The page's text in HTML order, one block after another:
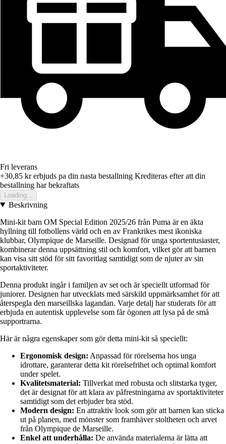
Fri leverans
+30,85 krerbjuds pa din nasta bestallning Krediteras efter att din
bestallning har bekraftats
Loading...
Beskrivning
Mini-kit barn OM Special Edition 2025/26 från Puma är en äkta
hyllning till fotbollens värld och en av Frankrikes mest ikoniska
klubbar, Olympique de Marseille. Designad för unga sportentusiaster,
kombinerar denna uppsättning stil och komfort, vilket gör att barnen
kan visa sitt stöd för sitt favoritlag samtidigt som de njuter av sin
sportaktiviteter.
Denna produkt ingår i familjen av set och är speciellt utformad för
juniorer. Designen har utvecklats med särskild uppmärksamhet för att
återspegla den marseillska lagandan. Varje detalj har studerats för att
erbjuda en autentisk upplevelse som får ögonen att lysa på de små
supportrarna.
Här är några egenskaper som gör detta mini-kit så speciellt:
Ergonomisk design: Anpassad för rörelserna hos unga
idrottare, garanterar detta kit rörelsefrihet och optimal komfort
under spelet.
Kvalitetsmaterial: Tillverkat med robusta och slitstarka tyger,
det är designat för att klara av påfrestningarna av sportaktiviteter
samtidigt som det erbjuder bra stöd.
Modern design: En attraktiv look som gör att barnen kan sticka
ut på planen, med mönster som framhäver stoltheten och arvet
från Olympique de Marseille.
Enkel att underhålla: De använda materialerna är lätta att